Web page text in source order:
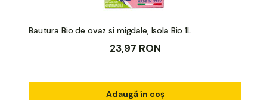
Bautura Bio de ovaz si migdale, Isola Bio 1L
23,97 RON
Adaugă în coș